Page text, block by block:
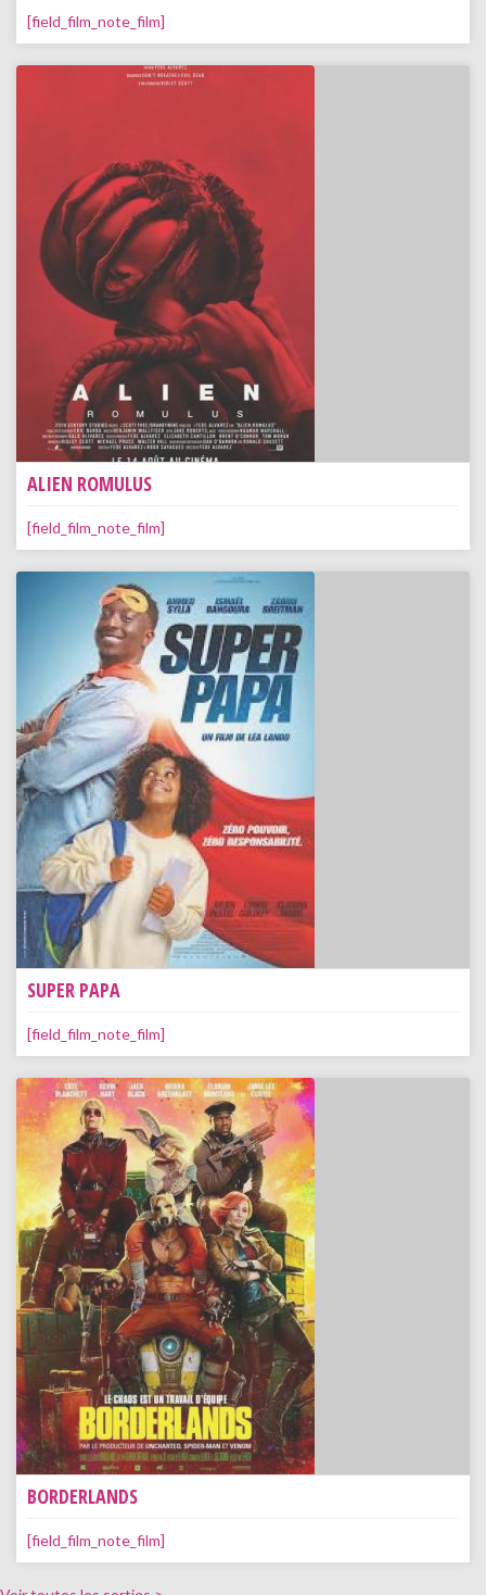
[field_film_note_film]
ALIEN ROMULUS
[field_film_note_film]
SUPER PAPA
[field_film_note_film]
BORDERLANDS
[field_film_note_film]